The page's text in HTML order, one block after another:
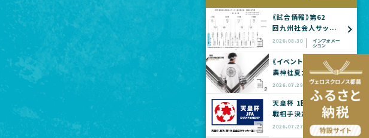
《試合情報》第62
回九州社会人サッ
カー選手権大会
全国大会予選
2026.08.30 インフォメー
ション
《イベント情報》都
農神社夏大祭に
てヴェロスクロノ
ス都農 公式グッ
ズショップ出店の
お知らせ
2026.07.29 クラブ活動
天皇杯 1回戦 対
戦相手決定のお
知らせ
2026.07.27 インフォメー
ション